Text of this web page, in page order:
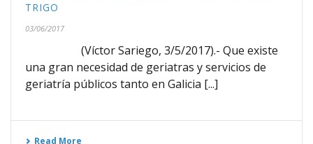
TRIGO
03/06/2017
(Víctor Sariego, 3/5/2017).- Que existe
una gran necesidad de geriatras y servicios de
geriatría públicos tanto en Galicia [...]
Read More